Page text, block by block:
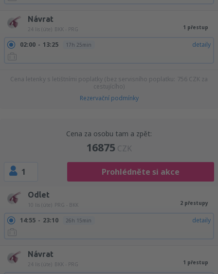
Návrat
24 lis (úte) BKK - PRG 1 přestup
02:00 13:25 17h 25min detaily
Cena letenky s letištními poplatky (bez servisního poplatku: 756 CZK za
cestujícího)
Rezervační podmínky
Cena za osobu tam a zpět:
16875 CZK
1 Prohlédněte si akce
Odlet
10 lis (úte) PRG - BKK 2 přestupy
14:55 23:10 26h 15min detaily
Návrat
24 lis (úte) BKK - PRG 1 přestup